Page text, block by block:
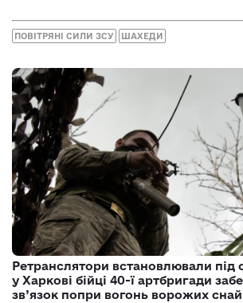
ПОВІТРЯНІ СИЛИ ЗСУ ШАХЕДИ
Ретранслятори встановлювали під
у Харкові бійці 40-ї артбригади
зв’язок попри вогонь ворожих